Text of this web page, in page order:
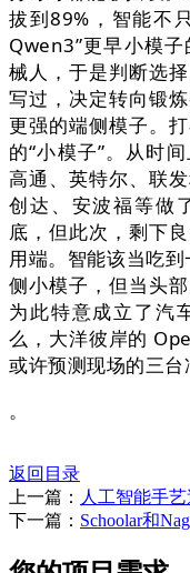
拔到89%，智能不
Qwen3”更早小模
械人，于是判断选
写过，决定转向锻
更强的端侧模子。
的“小模子”。从时
高通、英特尔、联
创达、安波福等做
底，但此次，剩下
用端。智能该当吃
侧小模子，但当头
为此特意成立了汽
么，大洋彼岸的
或许预测现场的三台
。
返回目录
上一篇： 人工智能手
下一篇： Schoolar和